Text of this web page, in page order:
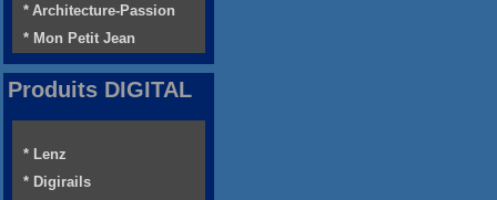
* Architecture-Passion
* Mon Petit Jean
Produits DIGITAL
* Lenz
* Digirails